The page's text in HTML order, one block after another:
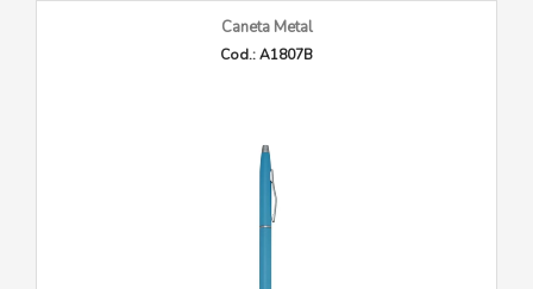
Caneta Metal
Cod.: A1807B